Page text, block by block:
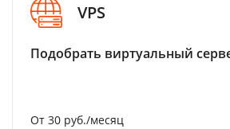
VPS
Подобрать виртуальный
От 30 руб./месяц